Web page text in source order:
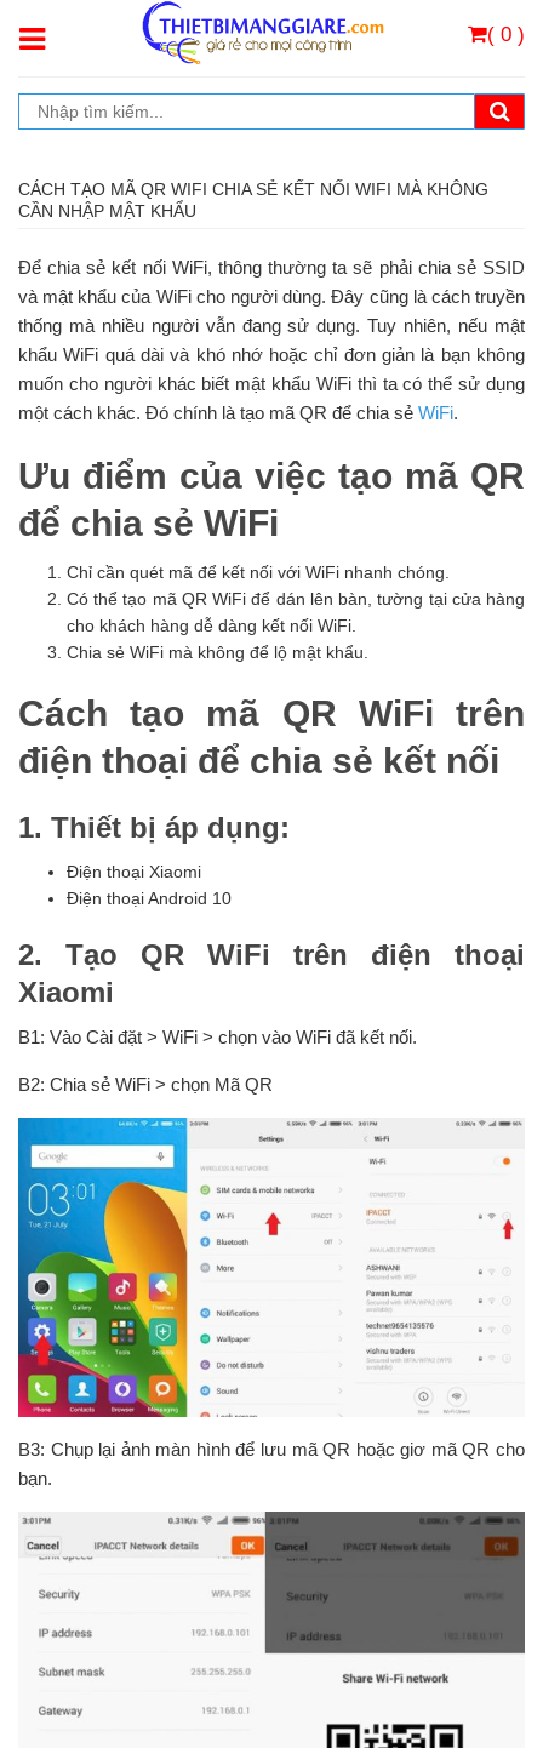
( 0 )
CÁCH TẠO MÃ QR WIFI CHIA SẺ KẾT NỐI WIFI MÀ KHÔNG
CẦN NHẬP MẬT KHẨU
Để chia sẻ kết nối WiFi, thông thường ta sẽ phải chia sẻ SSID
và mật khẩu của WiFi cho người dùng. Đây cũng là cách truyền
thống mà nhiều người vẫn đang sử dụng. Tuy nhiên, nếu mật
khẩu WiFi quá dài và khó nhớ hoặc chỉ đơn giản là bạn không
muốn cho người khác biết mật khẩu WiFi thì ta có thể sử dụng
một cách khác. Đó chính là tạo mã QR để chia sẻ WiFi.
Ưu điểm của việc tạo mã QR
để chia sẻ WiFi
Chỉ cần quét mã để kết nối với WiFi nhanh chóng.
Có thể tạo mã QR WiFi để dán lên bàn, tường tại cửa hàng
cho khách hàng dễ dàng kết nối WiFi.
Chia sẻ WiFi mà không để lộ mật khẩu.
Cách tạo mã QR WiFi trên
điện thoại để chia sẻ kết nối
1. Thiết bị áp dụng:
Điện thoại Xiaomi
Điện thoại Android 10
2. Tạo QR WiFi trên điện thoại
Xiaomi
B1: Vào Cài đặt > WiFi > chọn vào WiFi đã kết nối.
B2: Chia sẻ WiFi > chọn Mã QR
B3: Chụp lại ảnh màn hình để lưu mã QR hoặc giơ mã QR cho
bạn.